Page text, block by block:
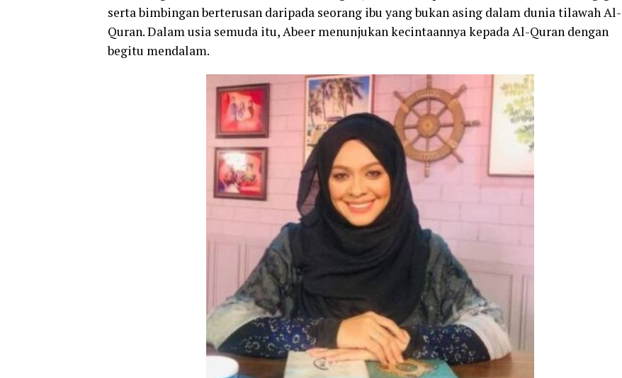
serta bimbingan berterusan daripada seorang ibu yang bukan asing dalam dunia tilawah Al-
Quran. Dalam usia semuda itu, Abeer menunjukan kecintaannya kepada Al-Quran dengan
begitu mendalam.